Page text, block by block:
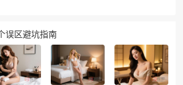
误区避坑指南